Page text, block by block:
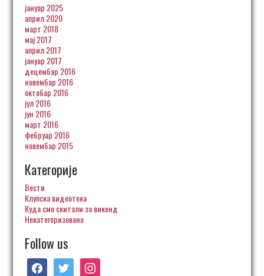
јануар 2025
април 2020
март 2018
мај 2017
април 2017
јануар 2017
децембар 2016
новембар 2016
октобар 2016
јул 2016
јун 2016
март 2016
фебруар 2016
новембар 2015
Категорије
Вести
Клупска видеотека
Куда смо скитали за викенд
Некатегоризовано
Follow us
facebooktwitter instagram